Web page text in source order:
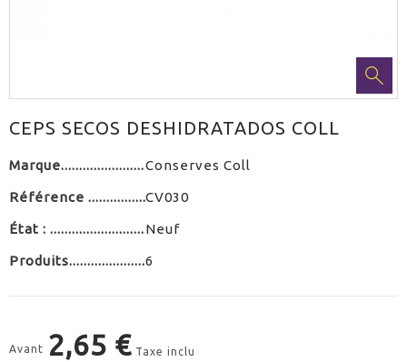
CEPS SECOS DESHIDRATADOS COLL
Marque Conserves Coll
Référence CV030
État : Neuf
Produits 6
Avant 2,65 € Taxe inclu